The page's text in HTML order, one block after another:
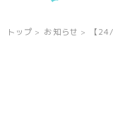
トップ お知らせ 【